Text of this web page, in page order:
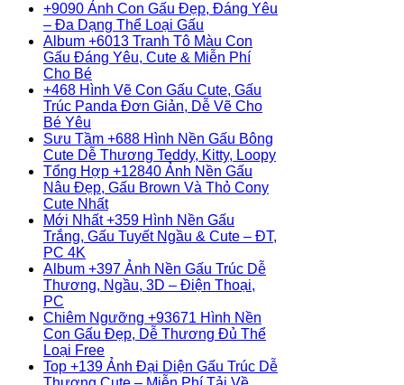
+9090 Ảnh Con Gấu Đẹp, Đáng Yêu
– Đa Dạng Thể Loại Gấu
có
bình
ở
+9090
Con
Gấu
Đẹp,
Đáng
–
Đa
Thể
Loại
Album +6013 Tranh Tô Màu Con
Gấu Đáng Yêu, Cute & Miễn Phí
Cho BéKhông
có
bình
ở
Album
+6013
Tranh
Tô
Màu
Con
Đáng
Yêu,
&
Miễn
Phí
Cho
Bé
+468 Hình Vẽ Con Gấu Cute, Gấu
Trúc Panda Đơn Giản, Dễ Vẽ Cho
Bé Yêu
có
bình
luận
ở
+468
Hình
Vẽ
Gấu
Cute,
Trúc
Panda
Đơn
Giản,
Dễ
Sưu Tầm +688 Hình Nền Gấu Bông
Cute Dễ Thương Teddy, Kitty, LoopyKhông
Sưu
Dễ
Tổng Hợp +12840 Ảnh Nền Gấu
Nâu Đẹp, Gấu Brown Và Thỏ Cony
Cute NhấtKhông
có
bình
ở
Tổng
+12840
Ảnh
Gấu
Nâu
Mới Nhất +359 Hình Nền Gấu
Trắng, Gấu Tuyết Ngầu & Cute – ĐT,
PC 4K
có
bình
ở
Mới
Nhất
+359
Hình
Album +397 Ảnh Nền Gấu Trúc Dễ
Thương, Ngầu, 3D – Điện Thoại,
PC
có
bình
luận
ở
Album
Chiêm Ngưỡng +93671 Hình Nền
Con Gấu Đẹp, Dễ Thương Đủ Thể
Loại FreeKhông
có
Top +139 Ảnh Đại Diện Gấu Trúc Dễ